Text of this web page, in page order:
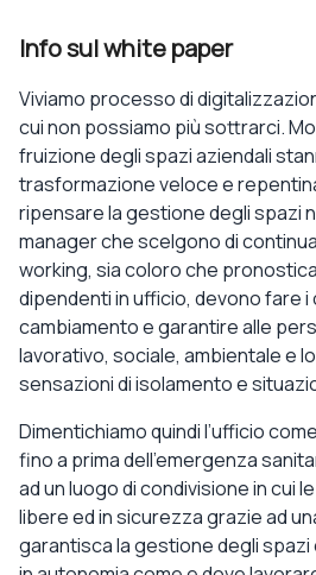
Info sul white paper
Viviamo processo di
cui non possiamo più sottrarci.
fruizione degli spazi aziendali
trasformazione veloce e
ripensare la gestione degli spazi
manager che scelgono di
working, sia coloro che
dipendenti in ufficio, devono fare
cambiamento e garantire alle
lavorativo, sociale, ambientale e
sensazioni di isolamento e
Dimentichiamo quindi l’ufficio
fino a prima dell’emergenza
ad un luogo di condivisione in cui
libere ed in sicurezza grazie ad
garantisca la gestione degli spazi